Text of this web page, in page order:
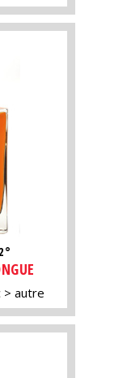
autre